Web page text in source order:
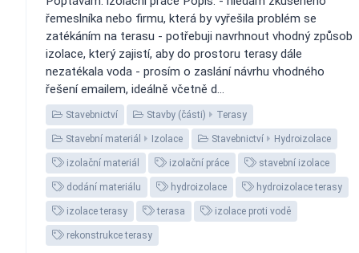
řemeslníka nebo firmu, která by vyřešila problém se
zatékáním na terasu - potřebuji navrhnout vhodný způsob
izolace, který zajistí, aby do prostoru terasy dále
nezatékala voda - prosím o zaslání návrhu vhodného
řešení emailem, ideálně včetně d...
Stavebnictví Stavby (části) Terasy
Stavební materiál Izolace Stavebnictví Hydroizolace
izolační materiál izolační práce stavební izolace
dodání materiálu hydroizolace hydroizolace terasy
izolace terasy terasa izolace proti vodě
rekonstrukce terasy